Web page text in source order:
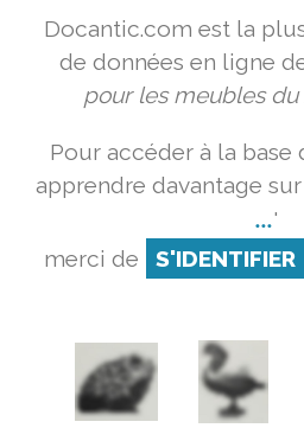
Docantic.com est la
de données en ligne
pour les meubles du
Pour accéder à la base
apprendre davantage
...'
merci de
S'IDENTIFIER